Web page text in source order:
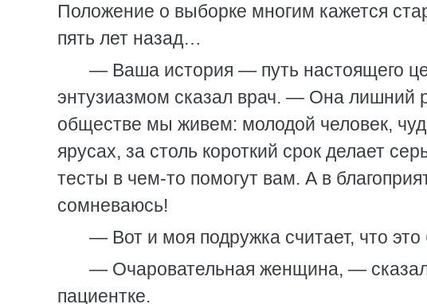
Положение о выборке многим кажется
пять лет назад…
— Ваша история — путь настоящего
энтузиазмом сказал врач. — Она лишний
обществе мы живем: молодой человек,
ярусах, за столь короткий срок делает
тесты в чем-то помогут вам. А в
сомневаюсь!
— Вот и моя подружка считает, что
— Очаровательная женщина, —
пациентке.